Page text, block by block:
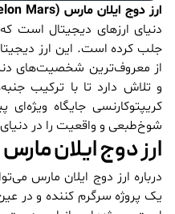
ارز دوج ایلان مارس (
Mars
دنیای ارزهای دیجیتال است
جلب کرده است. این ارز
از معروف‌ترین شخصیت‌های
و تلاش دارد تا با ترکیب
کریپتوکارنسی جایگاه
شوخ‌طبعی و واقعیت را در دنیای
ارز دوج ایلان
درباره ارز دوج ایلان مارس
یک پروژه سرگرم کننده و در